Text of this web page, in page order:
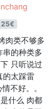
25€
肉类不够多
串的种类多
只听说过
的太踩雷
不好。。
什么 肉都